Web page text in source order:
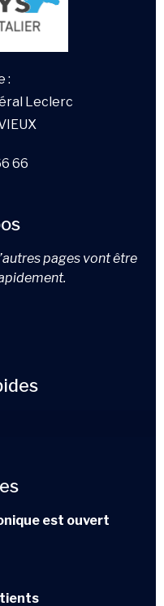
:
Leclerc
66
pages vont être
est ouvert